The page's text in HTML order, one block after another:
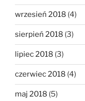
wrzesień 2018 (4)
sierpień 2018 (3)
lipiec 2018 (3)
czerwiec 2018 (4)
maj 2018 (5)